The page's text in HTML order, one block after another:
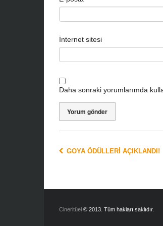
İnternet sitesi
Daha sonraki yorumlarımda
GOYA ÖDÜLLERI AÇIKLANDI!
Cineritüel © 2013. Tüm hakları saklıdır.